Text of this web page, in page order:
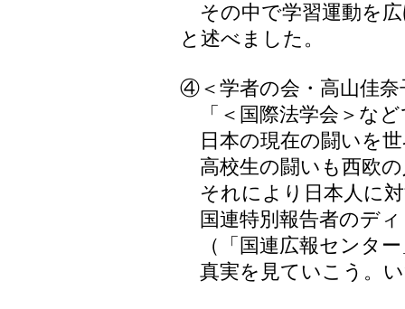
その中で学習運動を
と述べました。
④＜学者の会・高山佳
「＜国際法学会＞など
日本の現在の闘いを
高校生の闘いも西欧
それにより日本人に
国連特別報告者のデ
（「国連広報センタ
真実を見ていこう。